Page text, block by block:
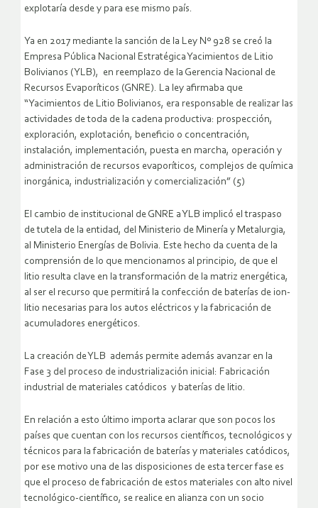
explotaría desde y para ese mismo país.
Ya en 2017 mediante la sanción de la Ley Nº 928 se creó la
Empresa Pública Nacional Estratégica Yacimientos de Litio
Bolivianos (YLB), en reemplazo de la Gerencia Nacional de
Recursos Evaporíticos (GNRE). La ley afirmaba que
“Yacimientos de Litio Bolivianos, era responsable de realizar las
actividades de toda de la cadena productiva: prospección,
exploración, explotación, beneficio o concentración,
instalación, implementación, puesta en marcha, operación y
administración de recursos evaporíticos, complejos de química
inorgánica, industrialización y comercialización” (5)
El cambio de institucional de GNRE a YLB implicó el traspaso
de tutela de la entidad, del Ministerio de Minería y Metalurgia,
al Ministerio Energías de Bolivia. Este hecho da cuenta de la
comprensión de lo que mencionamos al principio, de que el
litio resulta clave en la transformación de la matriz energética,
al ser el recurso que permitirá la confección de baterías de ion-
litio necesarias para los autos eléctricos y la fabricación de
acumuladores energéticos.
La creación de YLB además permite además avanzar en la
Fase 3 del proceso de industrialización inicial: Fabricación
industrial de materiales catódicos y baterías de litio.
En relación a esto último importa aclarar que son pocos los
países que cuentan con los recursos científicos, tecnológicos y
técnicos para la fabricación de baterías y materiales catódicos,
por ese motivo una de las disposiciones de esta tercer fase es
que el proceso de fabricación de estos materiales con alto nivel
tecnológico-científico, se realice en alianza con un socio